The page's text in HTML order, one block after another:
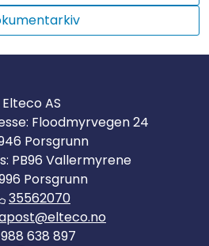
Elteco AS
Floodmyrvegen 24
Porsgrunn
PB96 Vallermyrene
Porsgrunn
35562070
988 638 897